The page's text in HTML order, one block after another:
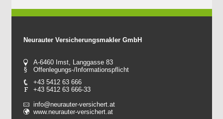
Neurauter Versicherungsmakler GmbH
A-6460 Imst, Langgasse 83
Offenlegungs-/Informationspflicht
+43 5412 63 666
+43 5412 63 666-33
info@neurauter-versichert.at
www.neurauter-versichert.at